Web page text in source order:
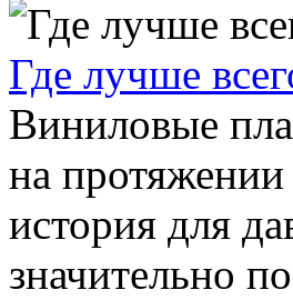
Где лучше
Виниловые
на
история для
значительно